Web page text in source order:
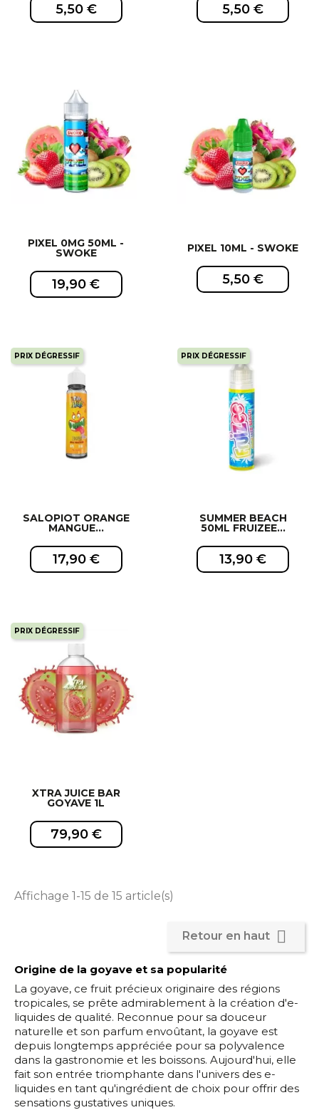
5,50 € 5,50 €
PIXEL 0MG 50ML -
SWOKE
19,90 €
EXCLUSIVITÉ WEB !
PIXEL 10ML - SWOKE
5,50 €
EXCLUSIVITÉ WEB !
PRIX DÉGRESSIF
SALOPIOT ORANGE
MANGUE...
17,90 €
EXCLUSIVITÉ WEB !
PRIX DÉGRESSIF
SUMMER BEACH
50ML FRUIZEE...
13,90 €
PRIX DÉGRESSIF
XTRA JUICE BAR
GOYAVE 1L
79,90 €
Affichage 1-15 de 15 article(s)
Retour en haut 
Origine de la goyave et sa popularité
La goyave, ce fruit précieux originaire des régions
tropicales, se prête admirablement à la création d'e-
liquides de qualité. Reconnue pour sa douceur
naturelle et son parfum envoûtant, la goyave est
depuis longtemps appréciée pour sa polyvalence
dans la gastronomie et les boissons. Aujourd'hui, elle
fait son entrée triomphante dans l'univers des e-
liquides en tant qu'ingrédient de choix pour offrir des
sensations gustatives uniques.